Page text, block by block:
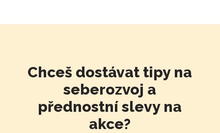
Chceš dostávat tipy na
seberozvoj a
přednostní slevy na
akce?